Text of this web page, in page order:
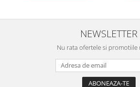
Fierastraie electrice pendulare
Fierastraie pendulare electrice
Masini debitat si prelucrare lemn
Masini de gaurit si insurubat
Accesorii masini de gaurit
NEWSLETTER
Nu rata ofertele si promotiile